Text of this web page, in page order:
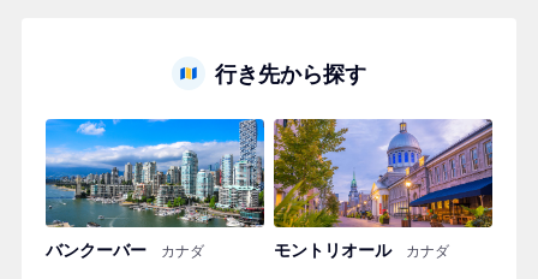
行き先から探す
バンクーバー カナダ モントリオール カナダ